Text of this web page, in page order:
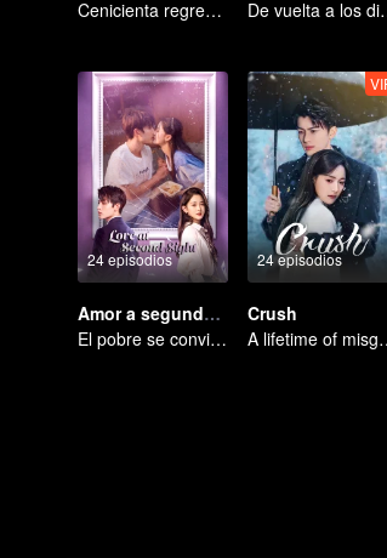
Cenicienta regresa a la alta sociedad y encuentra el amor con el presidente
De vuelta a los
24 episodios
Amor a segunda vista
El pobre se convierte en el CEO dominante y persigue a su primer amor.
24 episodios
Crush
A lifetime of